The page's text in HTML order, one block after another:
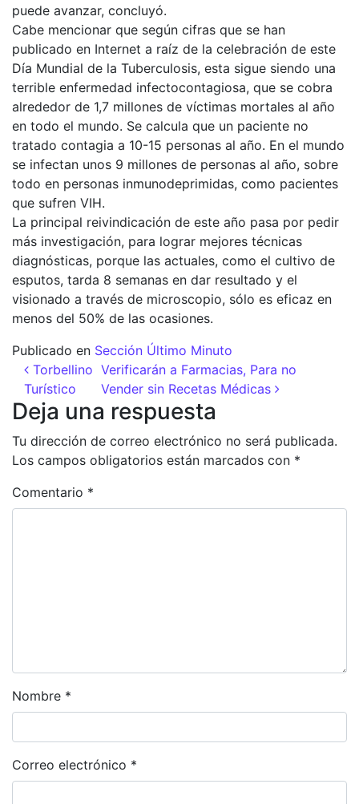
puede avanzar, concluyó.
Cabe mencionar que según cifras que se han
publicado en Internet a raíz de la celebración de este
Día Mundial de la Tuberculosis, esta sigue siendo una
terrible enfermedad infectocontagiosa, que se cobra
alrededor de 1,7 millones de víctimas mortales al año
en todo el mundo. Se calcula que un paciente no
tratado contagia a 10-15 personas al año. En el mundo
se infectan unos 9 millones de personas al año, sobre
todo en personas inmunodeprimidas, como pacientes
que sufren VIH.
La principal reivindicación de este año pasa por pedir
más investigación, para lograr mejores técnicas
diagnósticas, porque las actuales, como el cultivo de
esputos, tarda 8 semanas en dar resultado y el
visionado a través de microscopio, sólo es eficaz en
menos del 50% de las ocasiones.
Publicado en Sección Último Minuto
Navegación de entradas
Torbellino
Turístico
Verificarán a Farmacias, Para no
Vender sin Recetas Médicas
Deja una respuesta
Tu dirección de correo electrónico no será publicada.
Los campos obligatorios están marcados con *
Comentario *
Nombre *
Correo electrónico *